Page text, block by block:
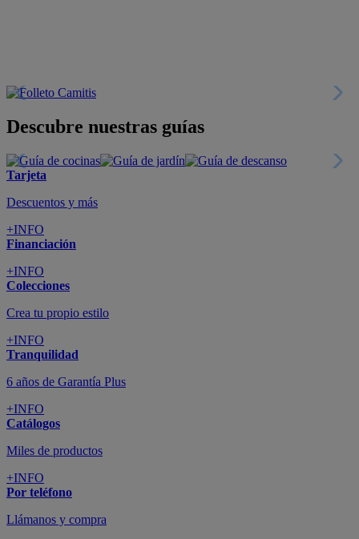
Descubre nuestras guías
Tarjeta
Descuentos y más
+INFO
Financiación
+INFO
Colecciones
Crea tu propio estilo
+INFO
Tranquilidad
6 años de Garantía Plus
+INFO
Catálogos
Miles de productos
+INFO
Por teléfono
Llámanos y compra